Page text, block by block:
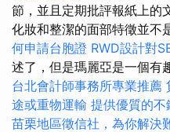
節，並且定期批評報紙上的
化妝和整潔的面部特徵並不
何申請台胞證 RWD設計對
述了，但是瑪麗亞是一個有
台北會計師事務所專業推薦
途或重物運輸 提供優質的
苗栗地區徵信社，為你解決